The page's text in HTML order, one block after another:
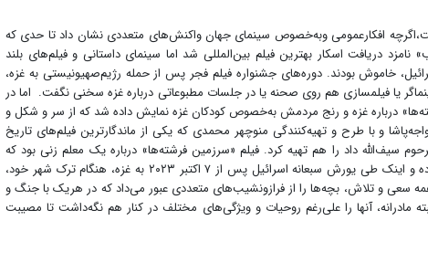
افکارعمومی وبه‌خصوص سینمای جهان واکنش‌های متعددی نشان داد تا حدی که
دریافت اسکار بهترین فیلم بین‌المللی شد اما سینمای داستانی و فیلم‌های بلند
خاموش بودند. دوره‌های جشنواره فیلم فجر پس از حمله رژیم‌صهیونیستی به غزه،
یا فیلمسازی هم روی صحنه یا در جلسات مطبوعاتی درباره غزه سخنی نگفت. اما در
درباره غزه و رنج مردمش به‌خصوص کودکان غزه نمایش داده شد که از سر و شکل و
و با طرح و تهیه‌کنندگی منوچهر محمدی که یکی از ماندگارترین فیلم‌های تاریخ
سیف‌الله داد را هم تهیه کرد. فیلم «سرزمین فرشته‌ها» درباره یک معلم زنی بود که
همسر و دو دخترش را در جریان بمباران اسرائیل از دست داده و اینک طی یورش سبعانه اسرائیل پس از ۷ اکتبر ۲۰۲۳ به غزه، هنگام ترک شهر خود،
سعی و تلاش، بچه‌ها را از فرازونشیب‌های متعددی عبور می‌داد که در هریک با جنگ و
مادرانه، آنها را علی‌رغم روحیات و ویژگی‌های مختلف در کنار هم نگه‌داشت تا مصیبت